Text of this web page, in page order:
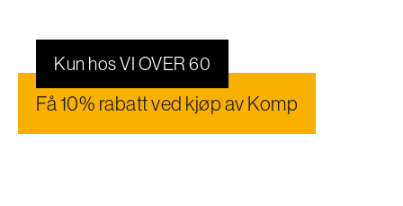
Kun hos VI OVER 60
Få 10% rabatt ved kjøp av Komp